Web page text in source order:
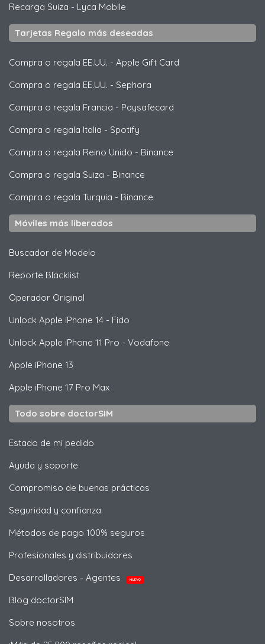
Recarga Suiza - Lyca Mobile
Tarjetas Regalo más deseadas
Compra o regala EE.UU. - Apple Gift Card
Compra o regala EE.UU. - Sephora
Compra o regala Francia - Paysafecard
Compra o regala Italia - Spotify
Compra o regala Reino Unido - Binance
Compra o regala Suiza - Binance
Compra o regala Turquia - Binance
Móviles más liberados
Buscador de Modelo
Reporte Blacklist
Operador Original
Unlock Apple iPhone 14 - Fido
Unlock Apple iPhone 11 Pro - Vodafone
Apple iPhone 13
Apple iPhone 17 Pro Max
Todo sobre doctorSIM
Estado de mi pedido
Ayuda y soporte
Compromiso de buenas prácticas
Seguridad y confianza
Métodos de pago 100% seguros
Profesionales y distribuidores
Desarrolladores - Agentes
NUEVO
Blog doctorSIM
Sobre nosotros